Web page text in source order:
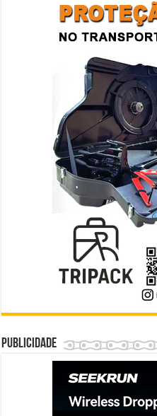
Publicidade